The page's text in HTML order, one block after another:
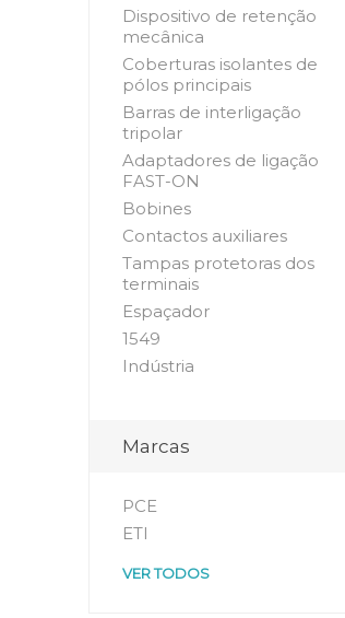
Dispositivo de retenção
mecânica
Coberturas isolantes de
pólos principais
Barras de interligação
tripolar
Adaptadores de ligação
FAST-ON
Bobines
Contactos auxiliares
Tampas protetoras dos
terminais
Espaçador
1549
Indústria
Marcas
PCE
ETI
VER TODOS